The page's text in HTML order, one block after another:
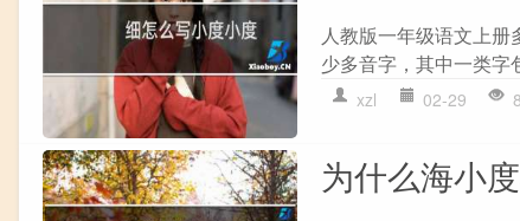
人教版一年级语文上
少多音字，其中一类字
xzl 02-29
为什么海小